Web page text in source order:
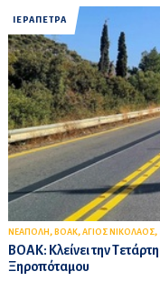
ΙΕΡΑΠΕΤΡΑ
ΝΕΑΠΟΛΗ , ΒΟΑΚ, ΑΓΙΟΣ ΝΙΚΟΛΑΟΣ,
ΒΟΑΚ: Κλείνει την
Ξηροπόταμου